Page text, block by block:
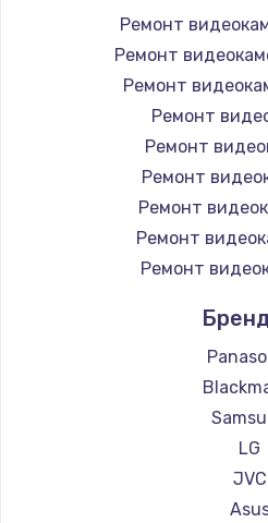
Ремонт
Ремонт
Ремонт
Ремонт
Ремонт
Ремонт
Ремонт
Ремонт
Ремонт
LG
JVC